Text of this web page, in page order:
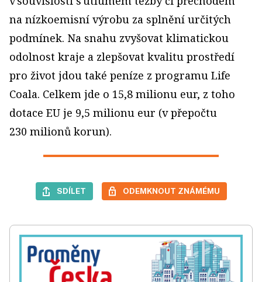
na nízkoemisní výrobu za splnění určitých
podmínek. Na snahu zvyšovat klimatickou
odolnost kraje a zlepšovat kvalitu prostředí
pro život jdou také peníze z programu Life
Coala. Celkem jde o 15,8 milionu eur, z toho
dotace EU je 9,5 milionu eur (v přepočtu
230 milionů korun).
SDÍLET ODEMKNOUT ZNÁMÉMU